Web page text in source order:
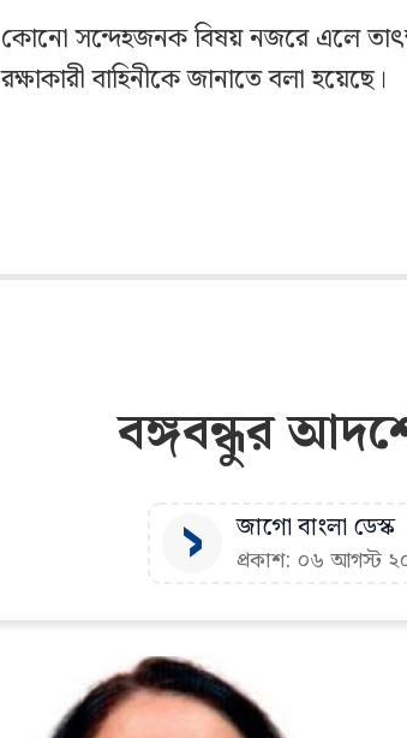
কোনো সন্দেহজনক বিষয় নজরে এলে
রক্ষাকারী বাহিনীকে জানাতে বলা হয়েছে।
বঙ্গবন্ধুর
জাগো বাংলা ডেস্ক
প্রকাশ: ০৬ আগস্ট